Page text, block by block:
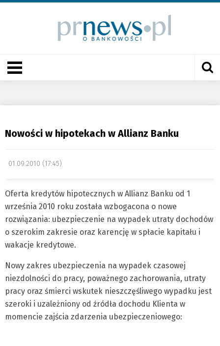
Nowości w hipotekach w Allianz Banku
01.09.2010 (17:45)
Oferta kredytów hipotecznych w Allianz Banku od 1
września 2010 roku została wzbogacona o nowe
rozwiązania: ubezpieczenie na wypadek utraty dochodów
o szerokim zakresie oraz karencję w spłacie kapitału i
wakacje kredytowe.
Nowy zakres ubezpieczenia na wypadek czasowej
niezdolności do pracy, poważnego zachorowania, utraty
pracy oraz śmierci wskutek nieszczęśliwego wypadku jest
szeroki i uzależniony od źródła dochodu Klienta w
momencie zajścia zdarzenia ubezpieczeniowego: